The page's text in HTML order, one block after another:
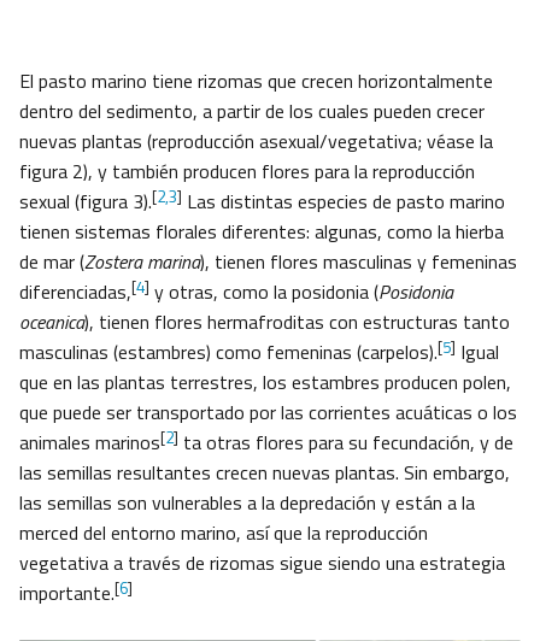
El pasto marino tiene rizomas que crecen horizontalmente
dentro del sedimento, a partir de los cuales pueden crecer
nuevas plantas (reproducción asexual/vegetativa; véase la
figura 2), y también producen flores para la reproducción
sexual (figura 3).[2,3] Las distintas especies de pasto marino
tienen sistemas florales diferentes: algunas, como la hierba
de mar (Zostera marina), tienen flores masculinas y femeninas
diferenciadas,[4] y otras, como la posidonia (Posidonia
oceanica), tienen flores hermafroditas con estructuras tanto
masculinas (estambres) como femeninas (carpelos).[5] Igual
que en las plantas terrestres, los estambres producen polen,
que puede ser transportado por las corrientes acuáticas o los
animales marinos[2] ta otras flores para su fecundación, y de
las semillas resultantes crecen nuevas plantas. Sin embargo,
las semillas son vulnerables a la depredación y están a la
merced del entorno marino, así que la reproducción
vegetativa a través de rizomas sigue siendo una estrategia
importante.[6]